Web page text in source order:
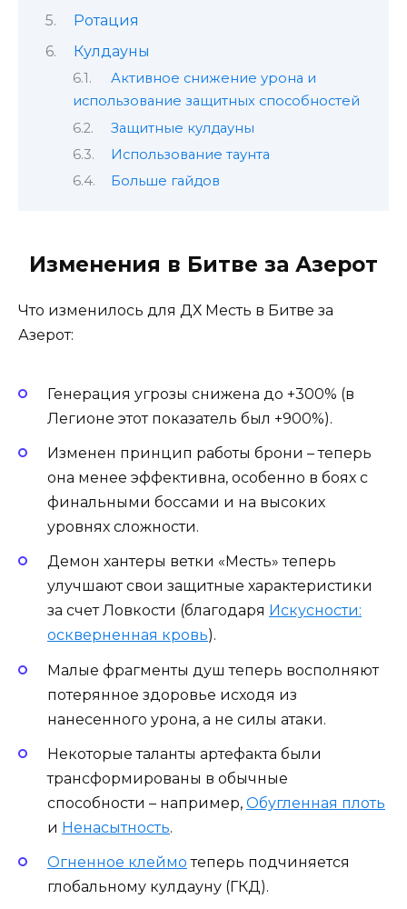
Ротация
Кулдауны
Активное снижение урона и
использование защитных способностей
Защитные кулдауны
Использование таунта
Больше гайдов
Изменения в Битве за Азерот
Что изменилось для ДХ Месть в Битве за
Азерот:
Генерация угрозы снижена до +300% (в
Легионе этот показатель был +900%).
Изменен принцип работы брони – теперь
она менее эффективна, особенно в боях с
финальными боссами и на высоких
уровнях сложности.
Демон хантеры ветки «Месть» теперь
улучшают свои защитные характеристики
за счет Ловкости (благодаря Искусности:
оскверненная кровь).
Малые фрагменты душ теперь восполняют
потерянное здоровье исходя из
нанесенного урона, а не силы атаки.
Некоторые таланты артефакта были
трансформированы в обычные
способности – например, Обугленная плоть
и Ненасытность.
Огненное клеймо теперь подчиняется
глобальному кулдауну (ГКД).